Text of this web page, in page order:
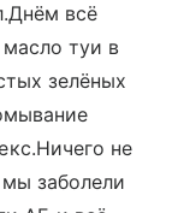
всё
туи в
зелёных
не
заболели